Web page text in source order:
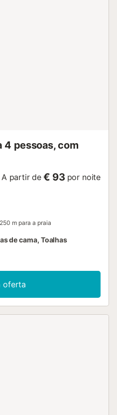
4 pessoas, com
A partir de € 93 por noite
250 m para a praia
de cama, Toalhas
oferta